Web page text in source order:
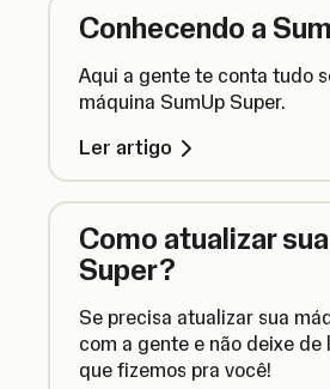
Conhecendo a
Aqui a gente te conta tudo
máquina SumUp Super.
Ler artigo
Como atualizar
Super?
Se precisa atualizar sua
com a gente e não deixe de
que fizemos pra você!